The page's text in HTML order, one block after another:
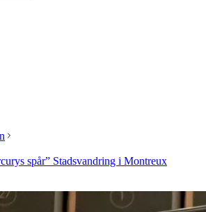
spår” Stadsvandring i Montreux